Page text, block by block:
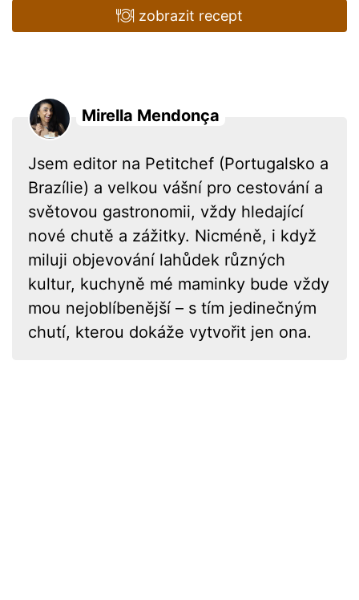
zobrazit recept
Mirella Mendonça
Jsem editor na Petitchef (Portugalsko a
Brazílie) a velkou vášní pro cestování a
světovou gastronomii, vždy hledající
nové chutě a zážitky. Nicméně, i když
miluji objevování lahůdek různých
kultur, kuchyně mé maminky bude vždy
mou nejoblíbenější – s tím jedinečným
chutí, kterou dokáže vytvořit jen ona.